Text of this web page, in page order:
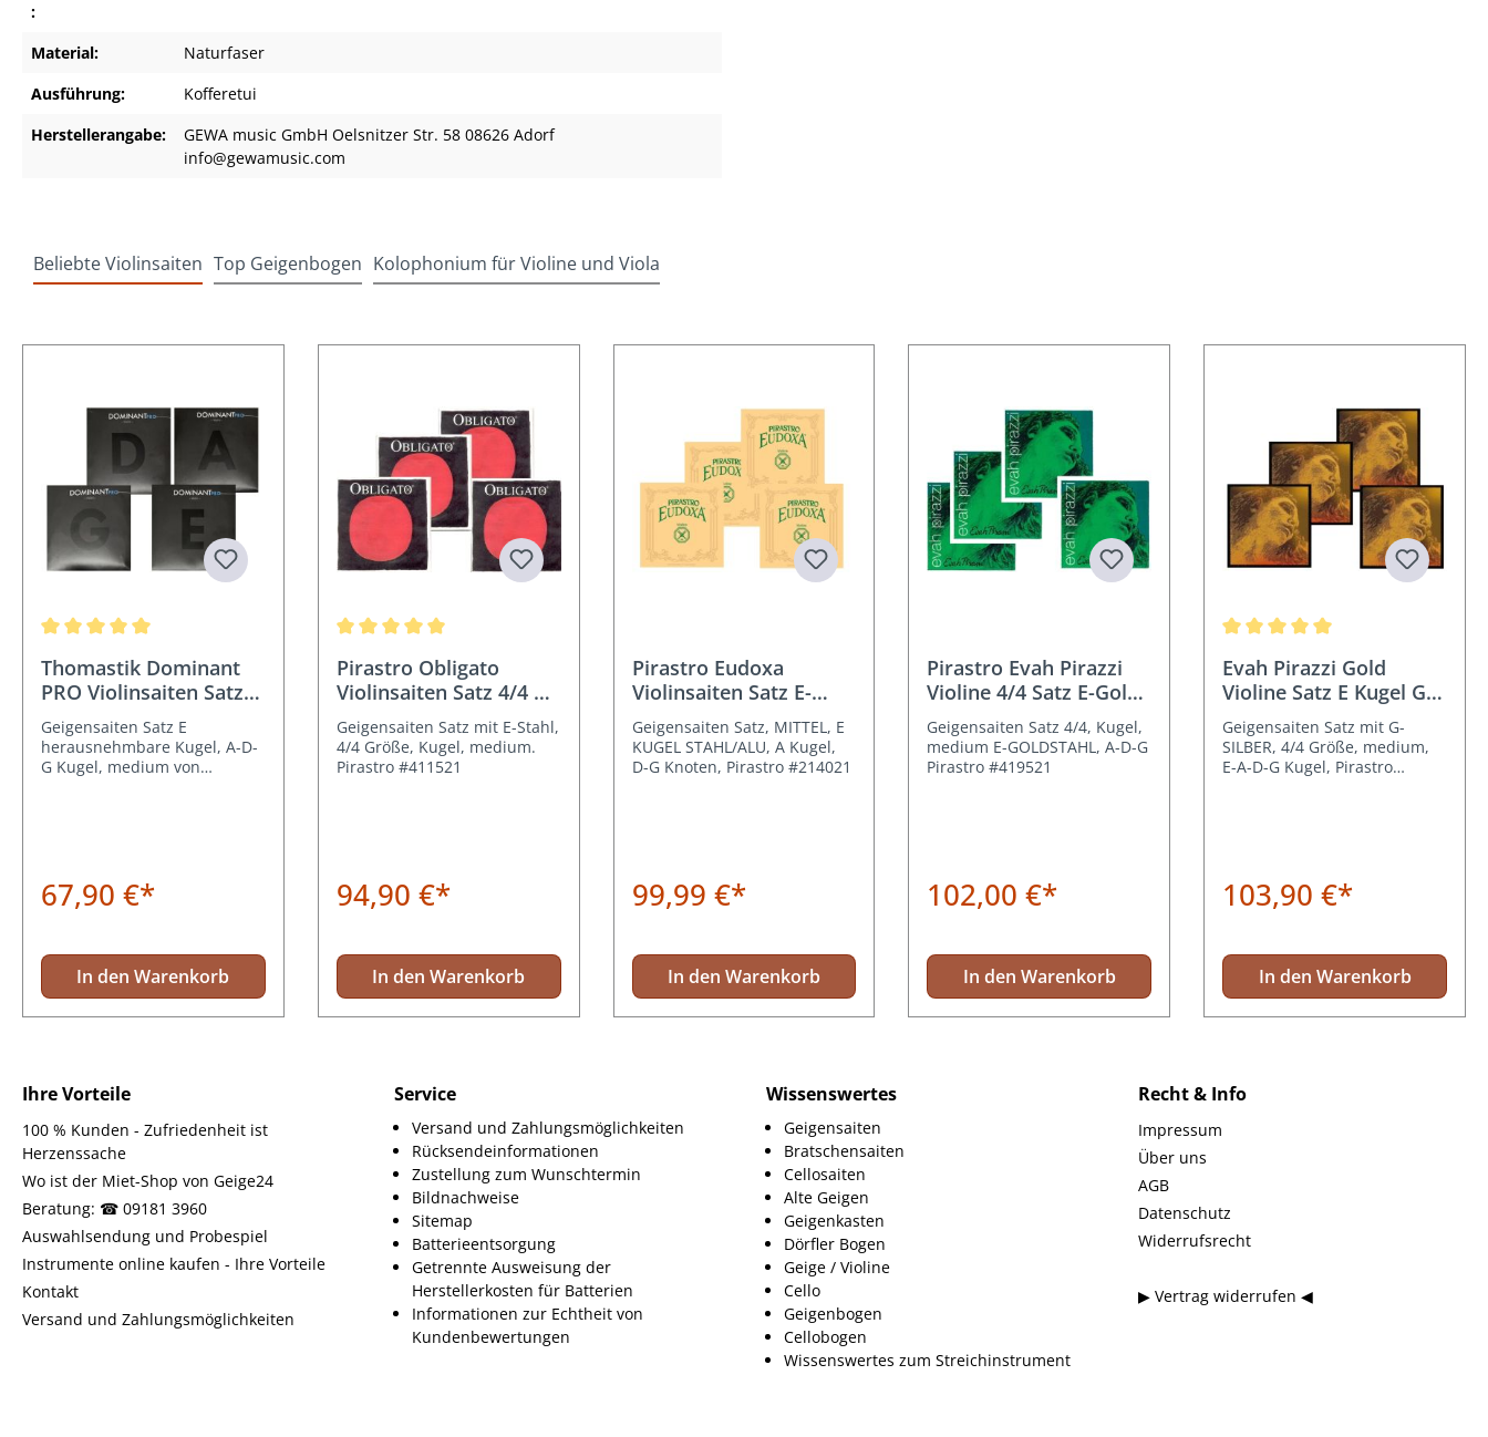
:
Material:
Naturfaser
Ausführung:
Kofferetui
Herstellerangabe:
GEWA music GmbH Oelsnitzer Str. 58 08626 Adorf
info@gewamusic.com
Beliebte Violinsaiten Top Geigenbogen Kolophonium für Violine und Viola
Thomastik Dominant
PRO Violinsaiten Satz
4/4 Größe
Geigensaiten Satz E
herausnehmbare Kugel, A-D-
G Kugel, medium von
67,90 €*
In den Warenkorb
Pirastro Obligato
Violinsaiten Satz 4/4 E
Stahl Kugel
Geigensaiten Satz mit E-Stahl,
4/4 Größe, Kugel, medium.
Pirastro #411521
94,90 €*
In den Warenkorb
Pirastro Eudoxa
Violinsaiten Satz E-
Kugel Stahl/Alu
Geigensaiten Satz, MITTEL, E
KUGEL STAHL/ALU, A Kugel,
D-G Knoten, Pirastro #214021
99,99 €*
In den Warenkorb
Pirastro Evah Pirazzi
Violine 4/4 Satz E-Gold
Kugel
Geigensaiten Satz 4/4, Kugel,
medium E-GOLDSTAHL, A-D-G
Pirastro #419521
102,00 €*
In den Warenkorb
Evah Pirazzi Gold
Violine Satz E Kugel G
Silber
Geigensaiten Satz mit G-
SILBER, 4/4 Größe, medium,
E-A-D-G Kugel, Pirastro
103,90 €*
In den Warenkorb
Recht & Info
Impressum
Über uns
AGB
Datenschutz
Widerrufsrecht
▶ Vertrag widerrufen ◀
Ihre Vorteile
100 % Kunden - Zufriedenheit ist
Herzenssache
Wo ist der Miet-Shop von Geige24
Beratung: ☎ 09181 3960
Auswahlsendung und Probespiel
Instrumente online kaufen - Ihre Vorteile
Kontakt
Versand und Zahlungsmöglichkeiten
Service
Versand und Zahlungsmöglichkeiten
Rücksendeinformationen
Zustellung zum Wunschtermin
Bildnachweise
Sitemap
Batterieentsorgung
Getrennte Ausweisung der
Herstellerkosten für Batterien
Informationen zur Echtheit von
Kundenbewertungen
Wissenswertes
Geigensaiten
Bratschensaiten
Cellosaiten
Alte Geigen
Geigenkasten
Dörfler Bogen
Geige / Violine
Cello
Geigenbogen
Cellobogen
Wissenswertes zum Streichinstrument